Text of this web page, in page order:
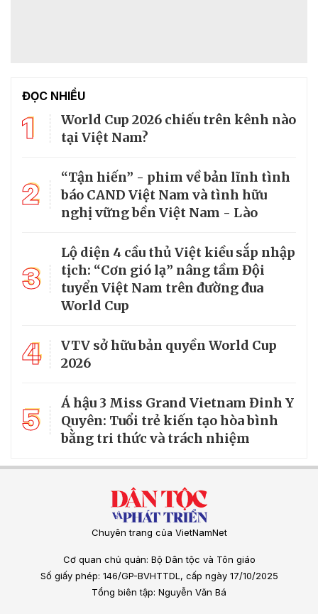
ĐỌC NHIỀU
1
World Cup 2026 chiếu trên kênh nào
tại Việt Nam?
2
“Tận hiến” - phim về bản lĩnh tình
báo CAND Việt Nam và tình hữu
nghị vững bền Việt Nam - Lào
3
Lộ diện 4 cầu thủ Việt kiều sắp nhập
tịch: “Cơn gió lạ” nâng tầm Đội
tuyển Việt Nam trên đường đua
World Cup
4
VTV sở hữu bản quyền World Cup
2026
5
Á hậu 3 Miss Grand Vietnam Đinh Y
Quyên: Tuổi trẻ kiến tạo hòa bình
bằng tri thức và trách nhiệm
Chuyên trang của VietNamNet
Cơ quan chủ quản: Bộ Dân tộc và Tôn giáo
Số giấy phép: 146/GP-BVHTTDL, cấp ngày 17/10/2025
Tổng biên tập: Nguyễn Văn Bá